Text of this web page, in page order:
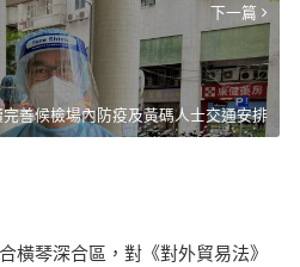
下一篇
善候檢場內防疫及黃碼人士交通安排
橫琴深合區，對《對外貿易法》